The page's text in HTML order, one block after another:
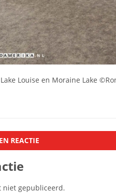
Louise en Moraine Lake
REACTIE
niet gepubliceerd.